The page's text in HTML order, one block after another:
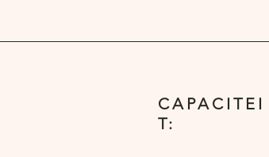
CAPACITEI
T: